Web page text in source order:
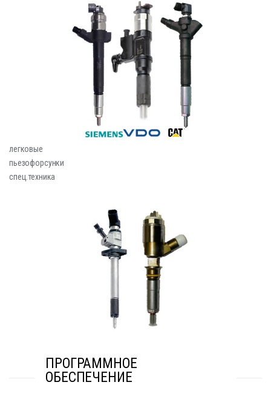
легковые
пьезофорсунки
спец.техника
ПРОГРАММНОЕ
ОБЕСПЕЧЕНИЕ